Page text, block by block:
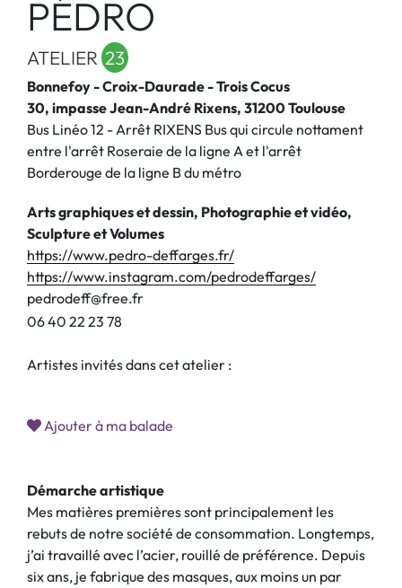
PÉDRO
ATELIER 23
Bonnefoy - Croix-Daurade - Trois Cocus
30, impasse Jean-André Rixens, 31200 Toulouse
Bus Linéo 12 - Arrêt RIXENS Bus qui circule nottament
entre l'arrêt Roseraie de la ligne A et l'arrêt
Borderouge de la ligne B du métro
Arts graphiques et dessin, Photographie et vidéo,
Sculpture et Volumes
https://www.pedro-deffarges.fr/
https://www.instagram.com/pedrodeffarges/
pedrodeff@free.fr
0640 22 23 78
Artistes invités dans cet atelier :
Ajouter à ma balade
Démarche artistique
Mes matières premières sont principalement les
rebuts de notre société de consommation. Longtemps,
j’ai travaillé avec l’acier, rouillé de préférence. Depuis
six ans, je fabrique des masques, aux moins un par